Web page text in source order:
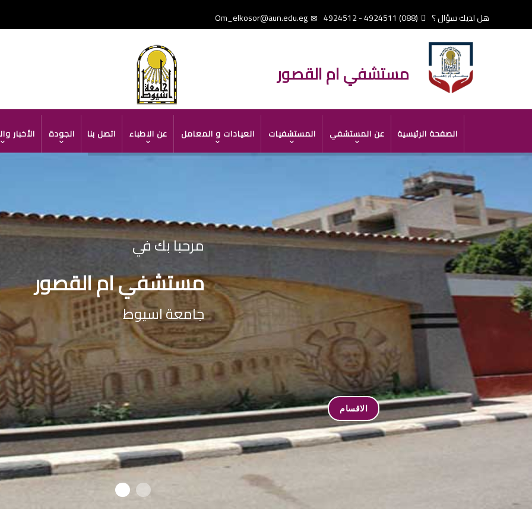
المحتوى
هل لديك سؤال ؟ (088) 4924511 - 4924512
Om_elkosor@aun.edu.eg
مستشفي ام القصور
NAVIGATIONالصفحة الرئيسية عن المستشفي المستشفيات العيادات و المعامل عن الاطباء اتصل بنا الجودة الأخبار
مرحبا بك في
مستشفي ام القصور
جامعة اسيوط
الاقسام